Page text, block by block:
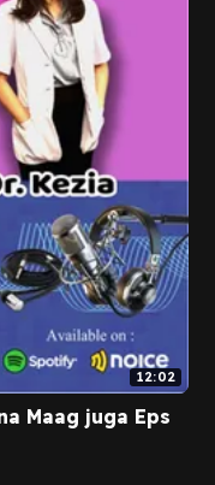
12:02
Maag juga Eps